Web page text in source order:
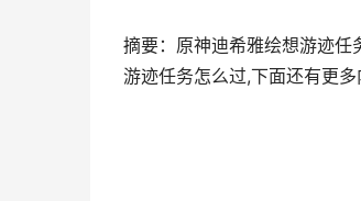
摘要：原神迪希雅绘想游迹任
游迹任务怎么过,下面还有更